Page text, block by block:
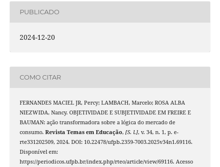
PUBLICADO
2024-12-20
COMO CITAR
FERNANDES MACIEL JR, Percy; LAMBACH, Marcelo; ROSA ALBA
NIEZWIDA, Nancy. OBJETIVIDADE E SUBJETIVIDADE EM FREIRE E
BAUMAN: ação transformadora sobre a lógica do mercado de
consumo. Revista Temas em Educação, [S. l.], v. 34, n. 1, p. e-
rte331202509, 2024. DOI: 10.22478/ufpb.2359-7003.2025v34n1.69116.
Disponível em:
https://periodicos.ufpb.br/index.php/rteo/article/view/69116. Acesso